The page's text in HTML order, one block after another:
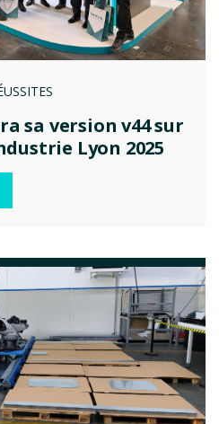
sa version v44 sur
Lyon 2025